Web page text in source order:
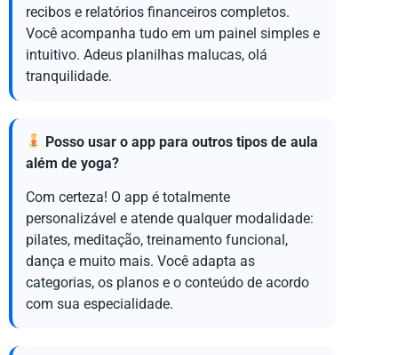
recibos e relatórios financeiros completos.
Você acompanha tudo em um painel simples e
intuitivo. Adeus planilhas malucas, olá
tranquilidade.
Posso usar o app para outros tipos de aula
além de yoga?
Com certeza! O app é totalmente
personalizável e atende qualquer modalidade:
pilates, meditação, treinamento funcional,
dança e muito mais. Você adapta as
categorias, os planos e o conteúdo de acordo
com sua especialidade.